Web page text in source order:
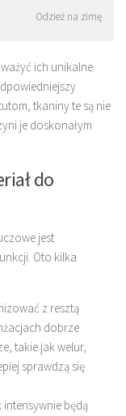
Odzież na zimę
ich unikalne
tkaniny te są nie
je doskonałym
do
jest
Oto kilka
z resztą
dobrze
takie jak welur,
sprawdzą się
będą